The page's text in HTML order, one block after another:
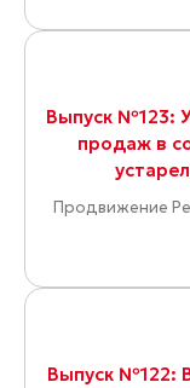
Выпуск №123:
продаж в
Продвижение
Выпуск №122: